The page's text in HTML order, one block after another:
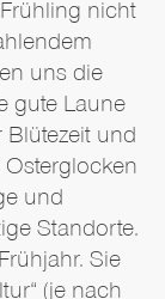
nicht
uns die
gute Laune
Blütezeit und
und
Standorte.
Sie
(je nach